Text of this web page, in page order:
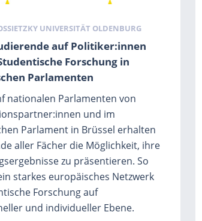
auf Politiker:innen
Forschung in
Parlamenten
nationalen Parlamenten von
und im
Parlament in Brüssel erhalten
aller Fächer die Möglichkeit, ihre
zu präsentieren. So
starkes europäisches Netzwerk
Forschung auf
und individueller Ebene.
UNIVERSITÄT OLDENBURG